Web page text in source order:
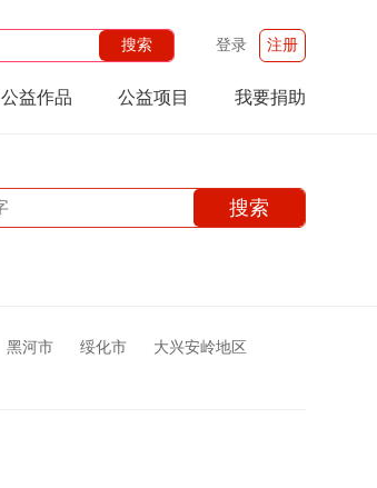
登录 注册
公益作品 公益项目 我要捐助
黑河市 绥化市 大兴安岭地区